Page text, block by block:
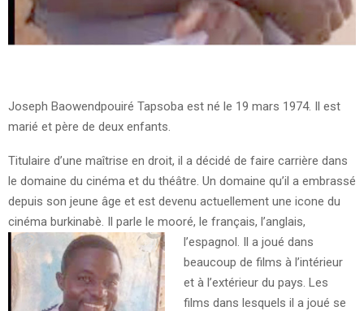
Joseph Baowendpouiré Tapsoba est né le 19 mars 1974. Il est
marié et père de deux enfants.
Titulaire d’une maîtrise en droit, il a décidé de faire carrière dans
le domaine du cinéma et du théâtre. Un domaine qu’il a embrassé
depuis son jeune âge et est devenu actuellement une icone du
cinéma burkinabè. Il parle le mooré, le français, l’anglais,
l’espagnol. Il a joué dans
beaucoup de films à l’intérieur
et à l’extérieur du pays. Les
films dans lesquels il a joué se